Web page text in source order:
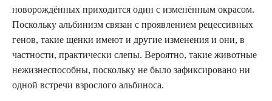
новорождённых приходится один с изменённым окрасом.
Поскольку альбинизм связан с проявлением рецессивных
генов, такие щенки имеют и другие изменения и они, в
частности, практически слепы. Вероятно, такие животные
нежизнеспособны, поскольку не было зафиксировано ни
одной встречи взрослого альбиноса.